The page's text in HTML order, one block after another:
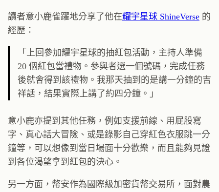
讀者意小鹿雀躍地分享了他在耀宇星球 ShineVerse 的
經歷：
「上回參加耀宇星球的抽紅包活動，主持人準備
20 個紅包當禮物。參與者選一個號碼，完成任務
後就會得到該禮物。我那天抽到的是講一分鐘的吉
祥話，結果實際上講了約四分鐘。」
意小鹿亦提到其他任務，例如支援前線、用屁股寫
字、真心話大冒險、或是錄影自己穿紅色衣服跳一分
鐘等，可以想像到當日場面十分歡樂，而且能夠見證
到各位渴望拿到紅包的決心。
另一方面，幣安作為國際級加密貨幣交易所，面對農